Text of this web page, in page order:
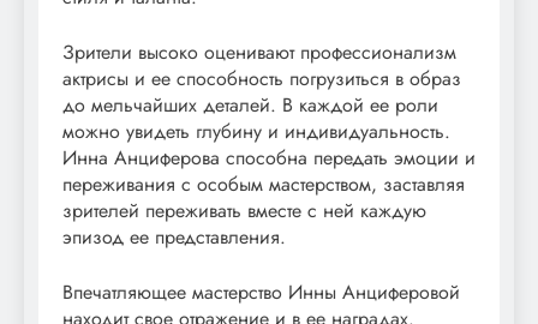
Зрители высоко оценивают профессионализм
актрисы и ее способность погрузиться в образ
до мельчайших деталей. В каждой ее роли
можно увидеть глубину и индивидуальность.
Инна Анциферова способна передать эмоции и
переживания с особым мастерством, заставляя
зрителей переживать вместе с ней каждую
эпизод ее представления.
Впечатляющее мастерство Инны Анциферовой